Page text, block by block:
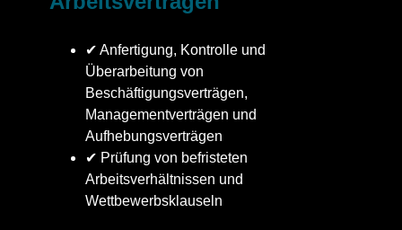
✔ Anfertigung, Kontrolle und
Überarbeitung von
Beschäftigungsverträgen,
Managementverträgen und
Aufhebungsverträgen
✔ Prüfung von befristeten
Arbeitsverhältnissen und
Wettbewerbsklauseln